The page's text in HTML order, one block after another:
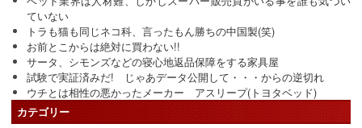
ていない
トラも猫も同じネコ科、言ったもん勝ちの中国製(笑)
お前とこからは絶対に買わない!!
サータ、シモンズなどの寝心地返品保障をする家具屋
試験で実証済みだ! じゃあデータ公開して・・・からの逆切れ
ウチとは相性の悪かったメーカー アスリープ(トヨタベッド)
カテゴリー